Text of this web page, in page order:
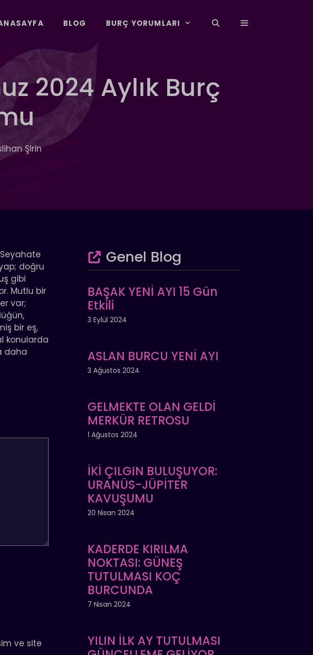
BLOG BURÇ YORUMLARI
2024 Aylık Burç
Şirin
doğru
gibi
Mutlu bir
var;
bir eş,
konularda
daha
ve site
Genel Blog
BAŞAK YENİ AYI 15 Gün
Etkili
3 Eylül 2024
ASLAN BURCU YENİ AYI
3 Ağustos 2024
GELMEKTE OLAN GELDİ
MERKÜR RETROSU
1 Ağustos 2024
İKİ ÇILGIN BULUŞUYOR:
URANÜS-JÜPİTER
KAVUŞUMU
20 Nisan 2024
KADERDE KIRILMA
NOKTASI: GÜNEŞ
TUTULMASI KOÇ
BURCUNDA
7 Nisan 2024
YILIN İLK AY TUTULMASI